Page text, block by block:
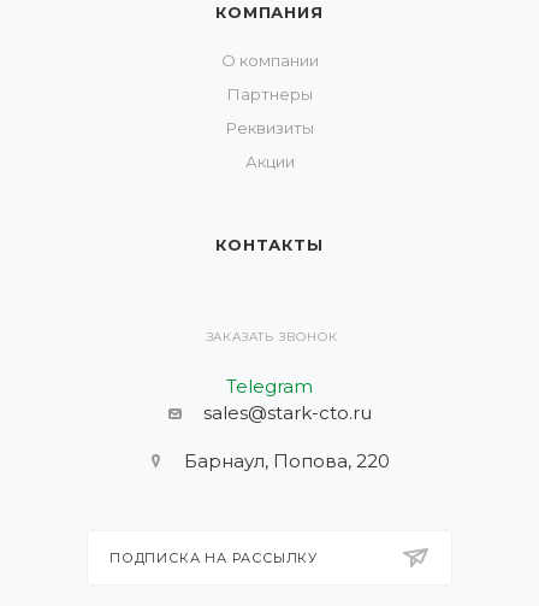
КОМПАНИЯ
О компании
Партнеры
Реквизиты
Акции
КОНТАКТЫ
ЗАКАЗАТЬ ЗВОНОК
Telegram
sales@stark-cto.ru
Барнаул, Попова, 220
ПОДПИСКА НА РАССЫЛКУ